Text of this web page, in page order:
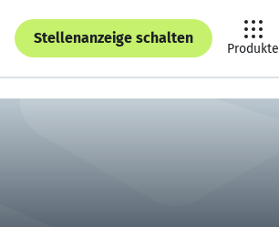
Stellenanzeige schalten
Produkte